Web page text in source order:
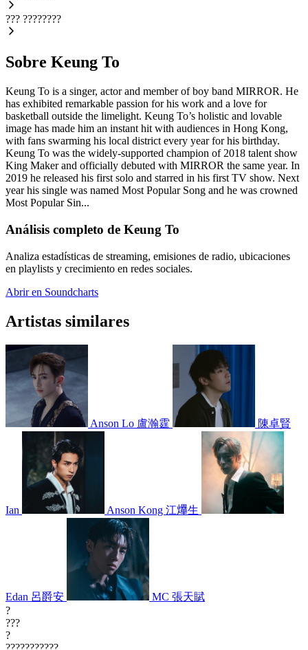
??? ????????
Sobre Keung To
Keung To is a singer, actor and member of boy band MIRROR. He
has exhibited remarkable passion for his work and a love for
basketball outside the limelight. Keung To’s holistic and lovable
image has made him an instant hit with audiences in Hong Kong,
with fans swarming his local district every year for his birthday.
Keung To was the widely-supported champion of 2018 talent show
King Maker and officially debuted with MIRROR the same year. In
2019 he released his first solo and starred in his first TV show. Next
year his single was named Most Popular Song and he was crowned
Most Popular Sin...
Análisis completo de Keung To
Analiza estadísticas de streaming, emisiones de radio, ubicaciones
en playlists y crecimiento en redes sociales.
Abrir en Soundcharts
Artistas similares
Anson Lo 盧瀚霆 陳卓賢
Ian Anson Kong 江𤒹生
Edan 呂爵安
MC 張天賦
?
???
?
???????????